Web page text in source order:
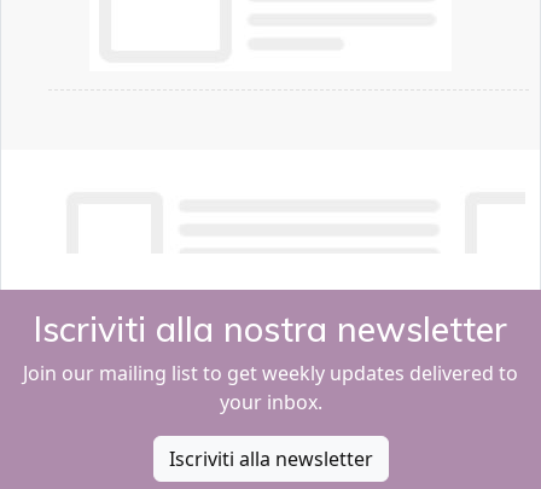
Iscriviti alla nostra newsletter
Join our mailing list to get weekly updates delivered to
your inbox.
Iscriviti alla newsletter